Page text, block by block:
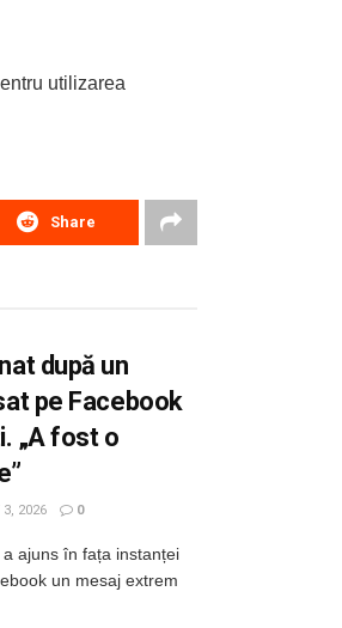
utilizarea
Share
după un
pe Facebook
„A fost o
2026 0
ajuns în fața instanței
un mesaj extrem